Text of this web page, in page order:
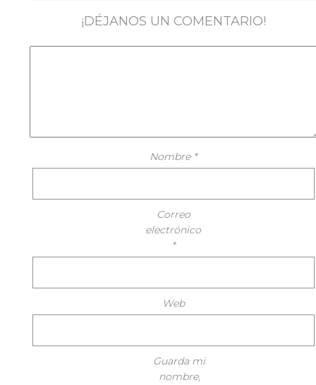
¡DÉJANOS UN COMENTARIO!
Nombre *
Correo
electrónico
*
Web
Guarda mi
nombre,